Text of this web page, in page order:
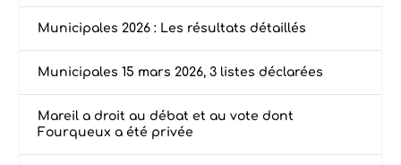
Municipales 2026 : Les résultats détaillés
Municipales 15 mars 2026, 3 listes déclarées
Mareil a droit au débat et au vote dont
Fourqueux a été privée